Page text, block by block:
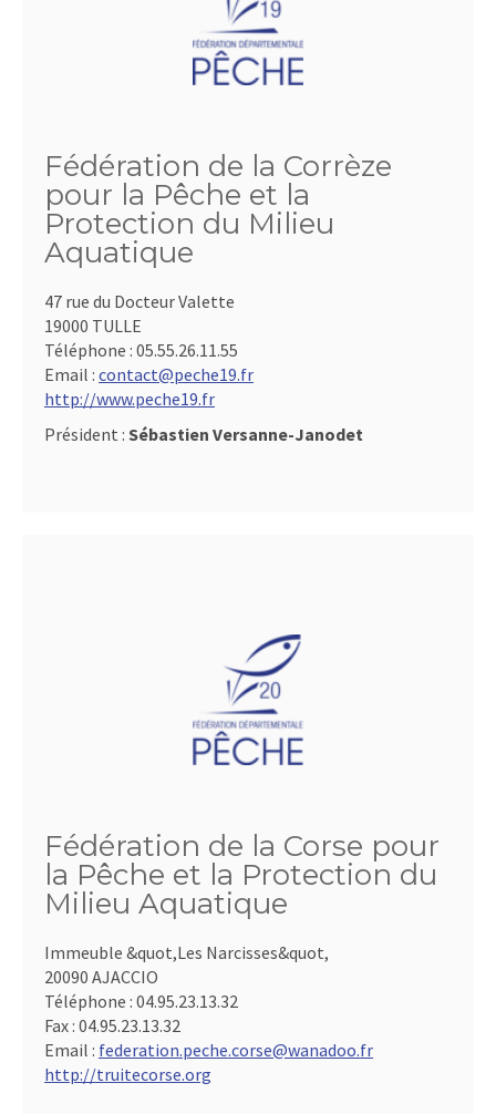
Fédération de la Corrèze
pour la Pêche et la
Protection du Milieu
Aquatique
47 rue du Docteur Valette
19000 TULLE
Téléphone : 05.55.26.11.55
Email : contact@peche19.fr
http://www.peche19.fr
Président : Sébastien Versanne-Janodet
Fédération de la Corse pour
la Pêche et la Protection du
Milieu Aquatique
Immeuble &quot,Les Narcisses&quot,
20090 AJACCIO
Téléphone : 04.95.23.13.32
Fax : 04.95.23.13.32
Email : federation.peche.corse@wanadoo.fr
http://truitecorse.org